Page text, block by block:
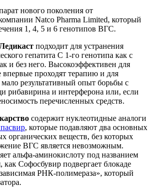
нового поколения от
Natco Pharma Limited, который
1, 4, 5 и 6 генотипов ВГС.
подходит для устранения
гепатита С 1-го генотипа как с
и без него. Высокоэффективен для
впервые проходят терапию и для
результативный опыт борьбы с
рибавирина и интерферона или, если
перечисленных средств.
содержит нуклеотидные аналоги
, которые подавляют два основных
органических веществ, без которых
ВГС является невозможным.
альфа-аминокислоту под названием
как Софосбувир подвергает блокаде
РНК-полимераза», который